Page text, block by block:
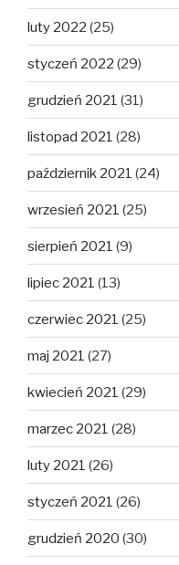
luty 2022 (25)
styczeń 2022 (29)
grudzień 2021 (31)
listopad 2021 (28)
październik 2021 (24)
wrzesień 2021 (25)
sierpień 2021 (9)
lipiec 2021 (13)
czerwiec 2021 (25)
maj 2021 (27)
kwiecień 2021 (29)
marzec 2021 (28)
luty 2021 (26)
styczeń 2021 (26)
grudzień 2020 (30)